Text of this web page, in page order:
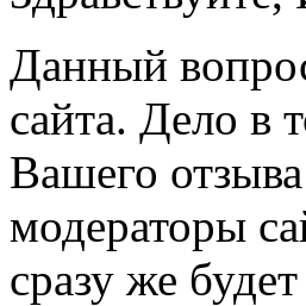
Данный
сайта. Дело в
Вашего
модераторы
сразу же